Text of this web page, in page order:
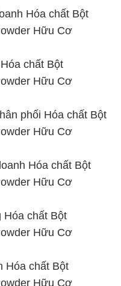
Hữu Cơ
phối Hóa chất Bột
Hữu Cơ
Hóa chất Bột
Hữu Cơ
chất Bột
Hữu Cơ
chất Bột
Hữu Cơ
chất Bột
Hữu Cơ